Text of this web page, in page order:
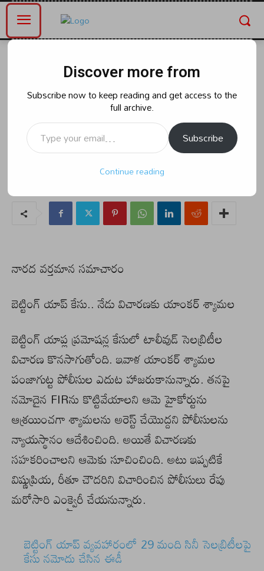
రాజకీయం
బెట్టింగ్ యాప్ కేసు.. నేడు విచారణకు
యాంకర్ శ్యామల
naradanews.in Monday, March 24, 2025 2:59 pm
నారద వర్తమాన సమాచారం
బెట్టింగ్ యాప్ కేసు.. నేడు విచారణకు యాంకర్ శ్యామల
బెట్టింగ్ యాప్ల ప్రమోషన్ల కేసులో టాలీవుడ్ సెలబ్రిటీల
విచారణ కొనసాగుతోంది. ఇవాళ యాంకర్ శ్యామల
పంజాగుట్ట పోలీసుల ఎదుట హాజరుకానున్నారు. తనపై
నమోదైన FIRను కొట్టివేయాలని ఆమె హైకోర్టును
ఆశ్రయించగా శ్యామలను అరెస్ట్ చేయొద్దని పోలీసులను
న్యాయస్థానం ఆదేశించింది. అయితే విచారణకు
సహకరించాలని ఆమెకు సూచించింది. అటు ఇప్పటికే
విష్ణుప్రియ, రీతూ చౌదరిని విచారించిన పోలీసులు రేపు
మరోసారి ఎంక్వైరీ చేయనున్నారు.
బెట్టింగ్ యాప్ వ్యవహారంలో 29 మంది సినీ సెలబ్రిటీలపై
కేసు నమోదు చేసిన ఈడీ
Discover more from
Subscribe now to keep reading and get access to the
full archive.
Type your email…
Subscribe
Continue reading